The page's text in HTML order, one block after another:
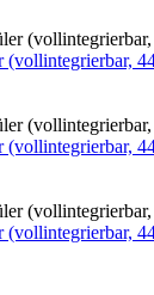
(vollintegrierbar,
(vollintegrierbar,
(vollintegrierbar,